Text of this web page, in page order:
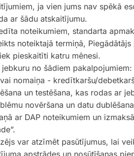
ja vien jums nav spēkā
ar šādu atskaitījumu.
noteikumiem, standarta
noteiktajā termiņā,
pieskaitīti katru mēnesi.
no šādiem
nomaiņa - kredītkaršu/
un testēšana, kas rodas ar
novēršana un datu
ar DAP noteikumiem un
var atzīmēt pasūtījumus, lai